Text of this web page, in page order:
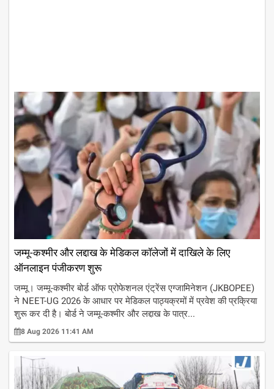
जम्मू-कश्मीर और लद्दाख के मेडिकल कॉलेजों में दाखिले के लिए
ऑनलाइन पंजीकरण शुरू
जम्मू। जम्मू-कश्मीर बोर्ड ऑफ प्रोफेशनल एंट्रेंस एग्जामिनेशन (JKBOPEE)
ने NEET-UG 2026 के आधार पर मेडिकल पाठ्यक्रमों में प्रवेश की प्रक्रिया
शुरू कर दी है। बोर्ड ने जम्मू-कश्मीर और लद्दाख के पात्र...
8 Aug 2026 11:41 AM